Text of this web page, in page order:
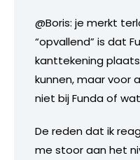
@Boris: je merkt
“opvallend” is dat
kanttekening
kunnen, maar voor
niet bij Funda of
De reden dat ik
me stoor aan het